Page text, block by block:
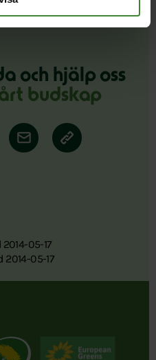
och hjälp oss
budskap
05-17
2014-05-17